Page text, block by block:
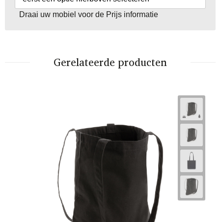
Draai uw mobiel voor de Prijs informatie
Gerelateerde producten